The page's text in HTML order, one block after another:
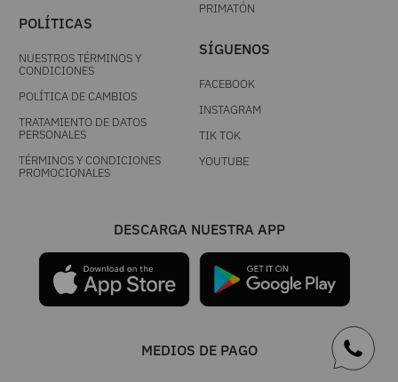
POLÍTICAS
NUESTROS TÉRMINOS Y
CONDICIONES
POLÍTICA DE CAMBIOS
TRATAMIENTO DE DATOS
PERSONALES
TÉRMINOS Y CONDICIONES
PROMOCIONALES
PRIMATÓN
SÍGUENOS
FACEBOOK
INSTAGRAM
TIK TOK
YOUTUBE
DESCARGA NUESTRA APP
MEDIOS DE PAGO